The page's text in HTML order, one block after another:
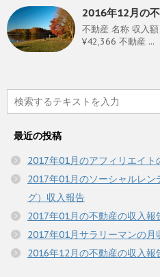
2016年12月の
不動産 名称 収入
¥42,366 不動産 ...
最近の投稿
2017年01月のアフィリエイト
2017年01月のソーシャルレ
グ）収入報告
2017年01月の不動産の収入報
2017年01月サラリーマンの月
2016年12月の不動産の収入報